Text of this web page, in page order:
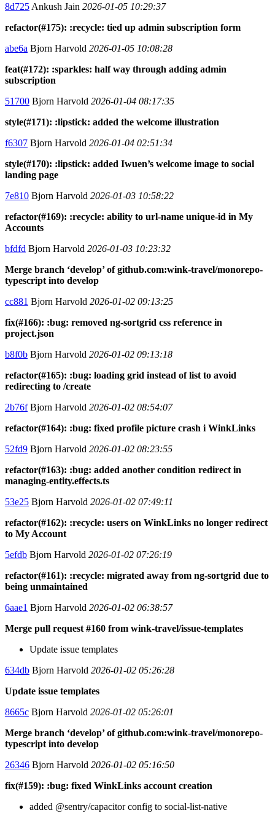
8d725Ankush Jain 2026-01-05 10:29:37
refactor(#175): :recycle: tied up admin subscription form
abe6a Bjorn Harvold 2026-01-05 10:08:28
feat(#172): :sparkles: half way through adding admin
subscription
51700 Bjorn Harvold 2026-01-04 08:17:35
style(#171): :lipstick: added the welcome illustration
f6307 Bjorn Harvold 2026-01-04 02:51:34
style(#170): :lipstick: added Iwuen’s welcome image to social
landing page
7e810 Bjorn Harvold 2026-01-03 10:58:22
refactor(#169): :recycle: ability to url-name unique-id in My
Accounts
bfdfd Bjorn Harvold 2026-01-03 10:23:32
Merge branch ‘develop’ of github.com:wink-travel/monorepo-
typescript into develop
cc881 Bjorn Harvold 2026-01-02 09:13:25
fix(#166): :bug: removed ng-sortgrid css reference in
project.json
b8f0b Bjorn Harvold 2026-01-02 09:13:18
refactor(#165): :bug: loading grid instead of list to avoid
redirecting to /create
2b76fBjorn Harvold 2026-01-02 08:54:07
refactor(#164): :bug: fixed profile picture crash i WinkLinks
52fd9 Bjorn Harvold 2026-01-02 08:23:55
refactor(#163): :bug: added another condition redirect in
managing-entity.effects.ts
53e25 Bjorn Harvold 2026-01-02 07:49:11
refactor(#162): :recycle: users on WinkLinks no longer redirect
to My Account
5efdb Bjorn Harvold 2026-01-02 07:26:19
refactor(#161): :recycle: migrated away from ng-sortgrid due to
being unmaintained
6aae1 Bjorn Harvold 2026-01-02 06:38:57
Merge pull request #160 from wink-travel/issue-templates
Update issue templates
634db Bjorn Harvold 2026-01-02 05:26:28
Update issue templates
8665c Bjorn Harvold 2026-01-02 05:26:01
Merge branch ‘develop’ of github.com:wink-travel/monorepo-
typescript into develop
26346 Bjorn Harvold 2026-01-02 05:16:50
fix(#159): :bug: fixed WinkLinks account creation
added @sentry/capacitor config to social-list-native